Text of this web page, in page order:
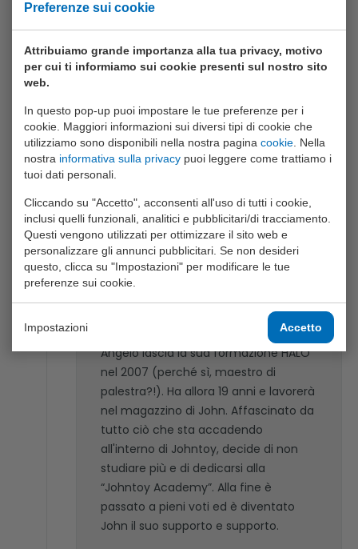
Preferenze sui cookie
Attribuiamo grande importanza alla tua privacy, motivo
per cui ti informiamo sui cookie presenti sul nostro sito
web.
In questo pop-up puoi impostare le tue preferenze per i
cookie. Maggiori informazioni sui diversi tipi di cookie che
utilizziamo sono disponibili nella nostra pagina cookie . Nella
nostra informativa sulla privacy puoi leggere come trattiamo i
tuoi dati personali.
Cliccando su "Accetto", acconsenti all'uso di tutti i cookie,
inclusi quelli funzionali, analitici e pubblicitari/di tracciamento.
Questi vengono utilizzati per ottimizzare il sito web e
personalizzare gli annunci pubblicitari. Se non desideri
questo, clicca su "Impostazioni" per modificare le tue
preferenze sui cookie.
Impostazioni Accetto
lo sentiranno dire la dichiarazione
"ecco di nuovo un ottimo articolo!".
Angelo lascia la sua formazione HALO
nel 2007 (perché sì, maestro di
palestra?!). Ha allora 19 anni e lavorerà
nel magazzino di John. Affascinato da
tutto ciò che sta accadendo
all'interno di Johntoy, decide di non
studiare più e di dedicarsi alla
“Johntoy Academy”. Alla fine è
passato a pieni voti ed è diventato
John il suo supporto e supporto.